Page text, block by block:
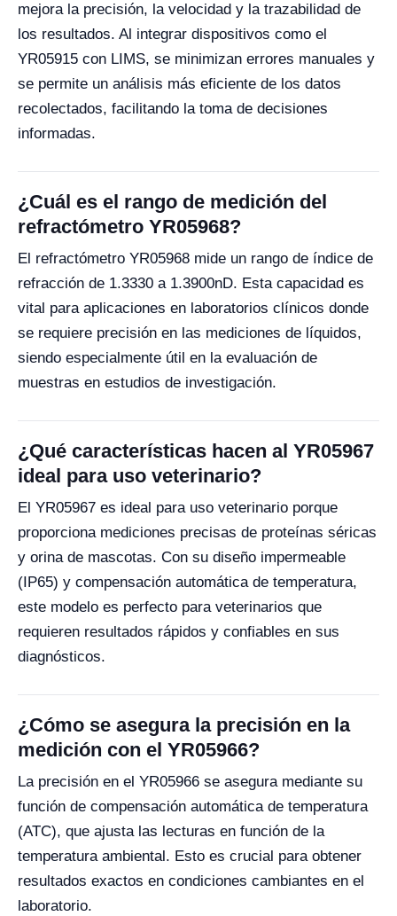
mejora la precisión, la velocidad y la trazabilidad de
los resultados. Al integrar dispositivos como el
YR05915 con LIMS, se minimizan errores manuales y
se permite un análisis más eficiente de los datos
recolectados, facilitando la toma de decisiones
informadas.
¿Cuál es el rango de medición del
refractómetro YR05968?
El refractómetro YR05968 mide un rango de índice de
refracción de 1.3330 a 1.3900nD. Esta capacidad es
vital para aplicaciones en laboratorios clínicos donde
se requiere precisión en las mediciones de líquidos,
siendo especialmente útil en la evaluación de
muestras en estudios de investigación.
¿Qué características hacen al YR05967
ideal para uso veterinario?
El YR05967 es ideal para uso veterinario porque
proporciona mediciones precisas de proteínas séricas
y orina de mascotas. Con su diseño impermeable
(IP65) y compensación automática de temperatura,
este modelo es perfecto para veterinarios que
requieren resultados rápidos y confiables en sus
diagnósticos.
¿Cómo se asegura la precisión en la
medición con el YR05966?
La precisión en el YR05966 se asegura mediante su
función de compensación automática de temperatura
(ATC), que ajusta las lecturas en función de la
temperatura ambiental. Esto es crucial para obtener
resultados exactos en condiciones cambiantes en el
laboratorio.